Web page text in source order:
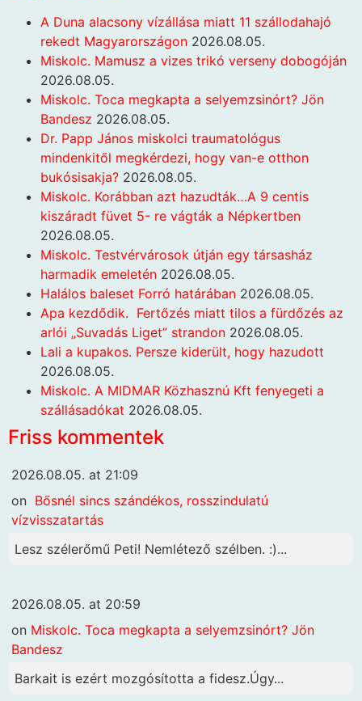
A Duna alacsony vízállása miatt 11 szállodahajó
rekedt Magyarországon 2026.08.05.
Miskolc. Mamusz a vizes trikó verseny dobogóján
2026.08.05.
Miskolc. Toca megkapta a selyemzsinórt? Jön
Bandesz 2026.08.05.
Dr. Papp János miskolci traumatológus
mindenkitől megkérdezi, hogy van-e otthon
bukósisakja? 2026.08.05.
Miskolc. Korábban azt hazudták…A 9 centis
kiszáradt füvet 5- re vágták a Népkertben
2026.08.05.
Miskolc. Testvérvárosok útján egy társasház
harmadik emeletén 2026.08.05.
Halálos baleset Forró határában 2026.08.05.
Apa kezdődik. Fertőzés miatt tilos a fürdőzés az
arlói „Suvadás Liget” strandon 2026.08.05.
Lali a kupakos. Persze kiderült, hogy hazudott
2026.08.05.
Miskolc. A MIDMAR Közhasznú Kft fenyegeti a
szállásadókat 2026.08.05.
Friss kommentek
2026.08.05. at 21:09
on Bősnél sincs szándékos, rosszindulatú
vízvisszatartás
Lesz szélerőmű Peti! Nemlétező szélben. :)...
2026.08.05. at 20:59
on Miskolc. Toca megkapta a selyemzsinórt? Jön
Bandesz
Barkait is ezért mozgósította a fidesz.Úgy...